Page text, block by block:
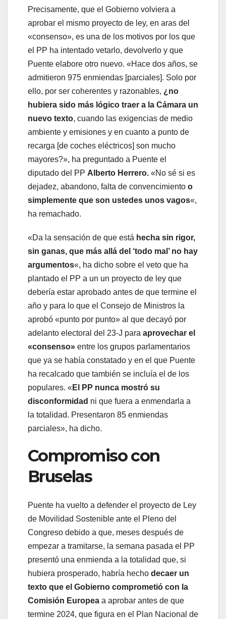
Precisamente, que el Gobierno volviera a
aprobar el mismo proyecto de ley, en aras del
«consenso», es una de los motivos por los que
el PP ha intentado vetarlo, devolverlo y que
Puente elabore otro nuevo. «Hace dos años, se
admitieron 975 enmiendas [parciales]. Solo por
ello, por ser coherentes y razonables, ¿no
hubiera sido más lógico traer a la Cámara un
nuevo texto, cuando las exigencias de medio
ambiente y emisiones y en cuanto a punto de
recarga [de coches eléctricos] son mucho
mayores?», ha preguntado a Puente el
diputado del PP Alberto Herrero. «No sé si es
dejadez, abandono, falta de convencimiento o
simplemente que son ustedes unos vagos«,
ha remachado.
«Da la sensación de que está hecha sin rigor,
sin ganas, que más allá del ‘todo mal’ no hay
argumentos«, ha dicho sobre el veto que ha
plantado el PP a un un proyecto de ley que
debería estar aprobado antes de que termine el
año y para lo que el Consejo de Ministros la
aprobó «punto por punto» al que decayó por
adelanto electoral del 23-J para aprovechar el
«consenso» entre los grupos parlamentarios
que ya se había constatado y en el que Puente
ha recalcado que también se incluía el de los
populares. « El PP nunca mostró su
disconformidad ni que fuera a enmendarla a
la totalidad. Presentaron 85 enmiendas
parciales», ha dicho.
Compromiso con
Bruselas
Puente ha vuelto a defender el proyecto de Ley
de Movilidad Sostenible ante el Pleno del
Congreso debido a que, meses después de
empezar a tramitarse, la semana pasada el PP
presentó una enmienda a la totalidad que, si
hubiera prosperado, habría hecho decaer un
texto que el Gobierno comprometió con la
Comisión Europea a aprobar antes de que
termine 2024, que figura en el Plan Nacional de